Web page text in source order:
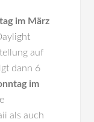
im März
auf
dann 6
im
als auch